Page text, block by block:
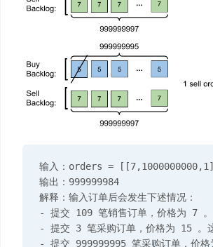
输入：orders =
输出：999999984
解释：输入订单后会发生下述情况：
- 提交 109 笔销售订单，价格为 7 。
- 提交 3 笔采购订单，价格为 15 。
- 提交 999999995 笔采购订单，价